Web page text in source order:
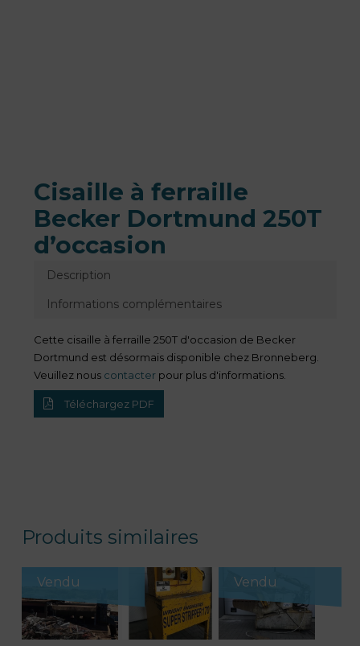
Cisaille à ferraille
Becker Dortmund 250T
d’occasion
Description
Informations complémentaires
Cette cisaille à ferraille 250T d'occasion de Becker
Dortmund est désormais disponible chez Bronneberg.
Veuillez nous contacterpour plus d'informations.
Téléchargez PDF
Produits similaires
Vendu Vendu